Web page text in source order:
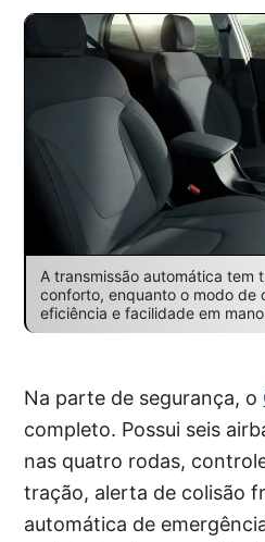
A transmissão automática tem
conforto, enquanto o modo de
eficiência e facilidade em
Na parte de segurança, o
completo. Possui seis
nas quatro rodas,
tração, alerta de colisão
automática de